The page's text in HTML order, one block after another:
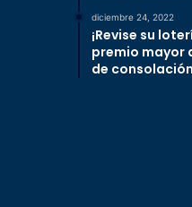
diciembre 24, 2022
¡Revise su
premio mayor
de consolación